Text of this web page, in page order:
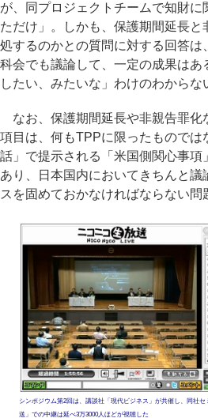
が、同プロジェクトチームで知財に
ただけ」。しかも、保護期間延長
処するのかとの質問に対する回答は
科会でも議論して、一定の成果はあ
したい、みたいな」わけのわからな
なお、保護期間延長や非親告罪化
項目は、何もTPPに限ったものでは
話」で提示される「米国側関心事項
あり、日本国内においてきちんと
スを固めておかなければならない問
シンポジウム第2回は、講談社「現代ビジネス」が共催し、同社
送」での中継は延べ3万3000人ほどが視聴した